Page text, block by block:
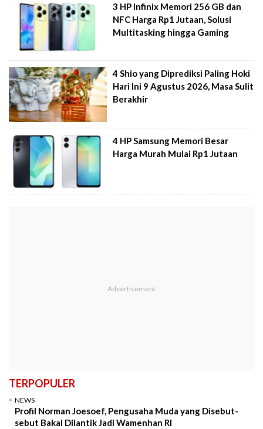
3 HP Infinix Memori 256 GB dan
NFC Harga Rp1 Jutaan, Solusi
Multitasking hingga Gaming
4 Shio yang Diprediksi Paling Hoki
Hari Ini 9 Agustus 2026, Masa Sulit
Berakhir
4 HP Samsung Memori Besar
Harga Murah Mulai Rp1 Jutaan
TERPOPULER
NEWS
Profil Norman Joesoef, Pengusaha Muda yang Disebut-
sebut Bakal Dilantik Jadi Wamenhan RI